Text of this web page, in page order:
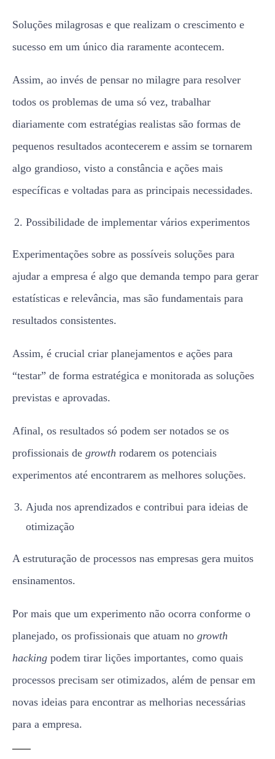
Soluções milagrosas e que realizam o crescimento e
sucesso em um único dia raramente acontecem.
Assim, ao invés de pensar no milagre para resolver
todos os problemas de uma só vez, trabalhar
diariamente com estratégias realistas são formas de
pequenos resultados acontecerem e assim se tornarem
algo grandioso, visto a constância e ações mais
específicas e voltadas para as principais necessidades.
Possibilidade de implementar vários experimentos
Experimentações sobre as possíveis soluções para
ajudar a empresa é algo que demanda tempo para gerar
estatísticas e relevância, mas são fundamentais para
resultados consistentes.
Assim, é crucial criar planejamentos e ações para
“testar” de forma estratégica e monitorada as soluções
previstas e aprovadas.
Afinal, os resultados só podem ser notados se os
profissionais de growth rodarem os potenciais
experimentos até encontrarem as melhores soluções.
Ajuda nos aprendizados e contribui para ideias de
otimização
A estruturação de processos nas empresas gera muitos
ensinamentos.
Por mais que um experimento não ocorra conforme o
planejado, os profissionais que atuam no growth
hacking podem tirar lições importantes, como quais
processos precisam ser otimizados, além de pensar em
novas ideias para encontrar as melhorias necessárias
para a empresa.